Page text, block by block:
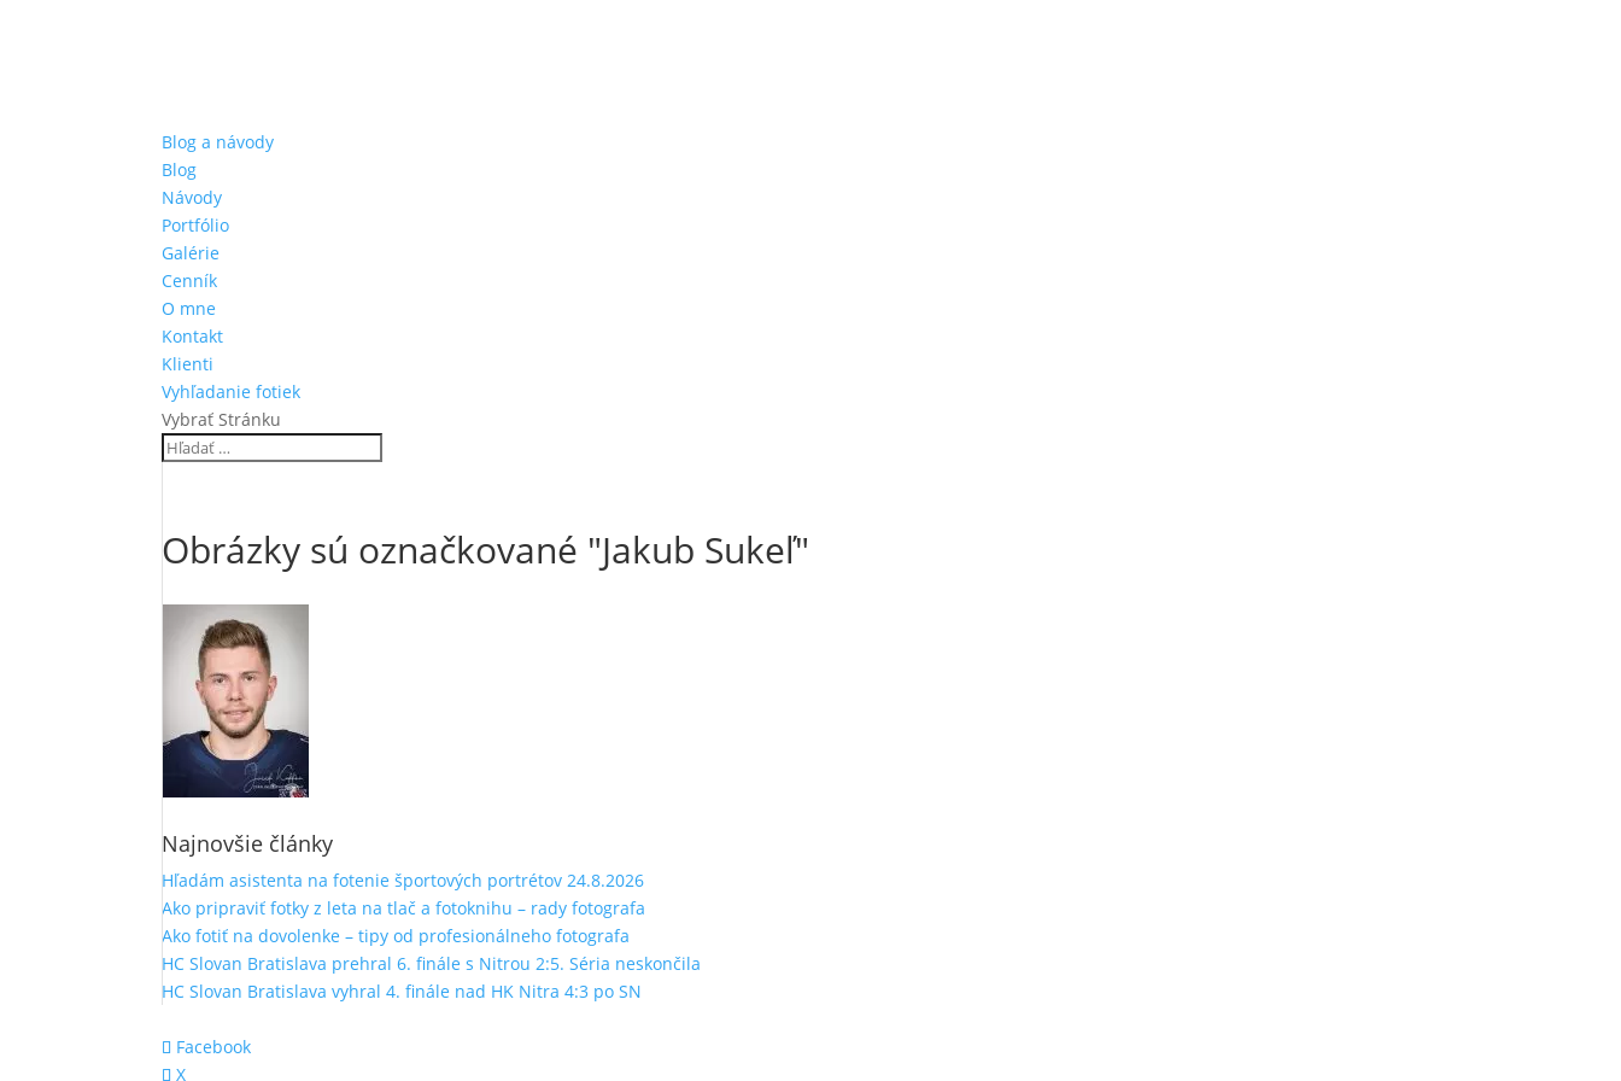
Blog a návody
Blog
Návody
Portfólio
Galérie
Cenník
O mne
Kontakt
Klienti
Vyhľadanie fotiek
Vybrať Stránku
Obrázky sú označkované "Jakub Sukeľ"
Najnovšie články
Hľadám asistenta na fotenie športových portrétov 24.8.2026
Ako pripraviť fotky z leta na tlač a fotoknihu – rady fotografa
Ako fotiť na dovolenke – tipy od profesionálneho fotografa
HC Slovan Bratislava prehral 6. finále s Nitrou 2:5. Séria neskončila
HC Slovan Bratislava vyhral 4. finále nad HK Nitra 4:3 po SN
Facebook
X